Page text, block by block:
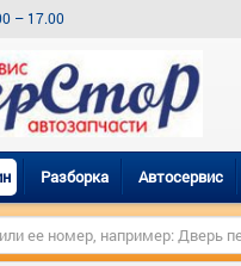
– 17.00
Разборка Автосервис